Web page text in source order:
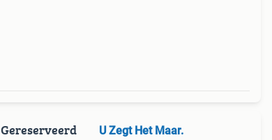
Gereserveerd U Zegt Het Maar.